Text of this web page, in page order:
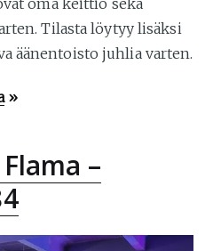
oma keittiö sekä
Tilasta löytyy lisäksi
äänentoisto juhlia varten.
»
–